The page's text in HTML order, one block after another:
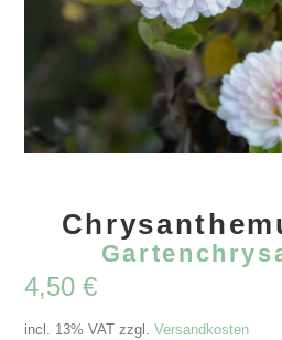
4,50€
incl. 13% VAT zzgl.Versandkosten